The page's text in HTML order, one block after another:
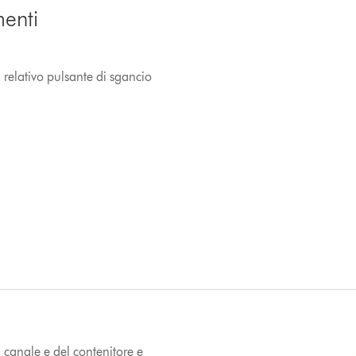
pulsante di sgancio
e del contenitore e